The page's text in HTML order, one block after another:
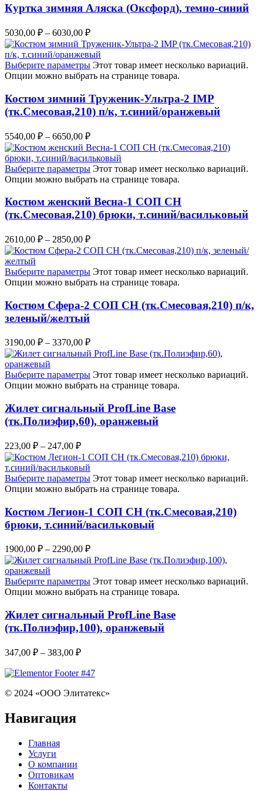
Куртка зимняя Аляска (Оксфорд), темно-синий
5030,00 ₽ – 6030,00 ₽
Выберите параметры Этот товар имеет несколько вариаций.
Опции можно выбрать на странице товара.
Костюм зимний Труженик-Ультра-2 IMP
(тк.Смесовая,210) п/к, т.синий/оранжевый
5540,00 ₽ – 6650,00 ₽
Выберите параметры Этот товар имеет несколько вариаций.
Опции можно выбрать на странице товара.
Костюм женский Весна-1 СОП CH
(тк.Смесовая,210) брюки, т.синий/васильковый
2610,00 ₽ – 2850,00 ₽
Выберите параметры Этот товар имеет несколько вариаций.
Опции можно выбрать на странице товара.
Костюм Сфера-2 СОП CH (тк.Смесовая,210) п/к,
зеленый/желтый
3190,00 ₽ – 3370,00 ₽
Выберите параметры Этот товар имеет несколько вариаций.
Опции можно выбрать на странице товара.
Жилет сигнальный ProfLine Base
(тк.Полиэфир,60), оранжевый
223,00 ₽ – 247,00 ₽
Выберите параметры Этот товар имеет несколько вариаций.
Опции можно выбрать на странице товара.
Костюм Легион-1 СОП CH (тк.Смесовая,210)
брюки, т.синий/васильковый
1900,00 ₽ – 2290,00 ₽
Выберите параметры Этот товар имеет несколько вариаций.
Опции можно выбрать на странице товара.
Жилет сигнальный ProfLine Base
(тк.Полиэфир,100), оранжевый
347,00 ₽ – 383,00 ₽
© 2024 «ООО Элитатекс»
Навигация
Главная
Услуги
О компании
Оптовикам
Контакты